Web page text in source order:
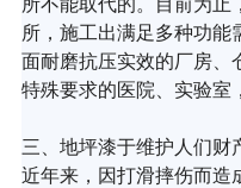
所不能取代的。目前为止
所，施工出满足多种功能
面耐磨抗压实效的厂房、
特殊要求的医院、实验室
三、地坪漆于维护人们财
近年来，因打滑摔伤而造